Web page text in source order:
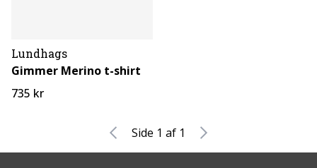
Lundhags
Gimmer Merino t-shirt
735 kr
Side 1 af 1